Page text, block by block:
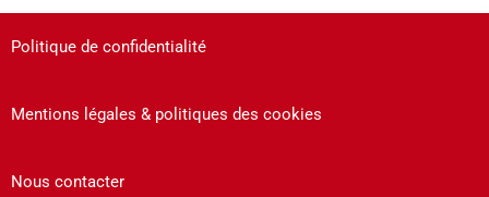
Politique de confidentialité
Mentions légales & politiques des cookies
Nous contacter